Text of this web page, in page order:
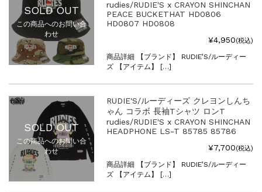
SOLD OUT
この商品へのお問い合
わせ
rudies/RUDIE'S x CRAYON SHINCHAN
PEACE BUCKETHAT HD0806
HD0807 HD0808
¥4,950(税込)
商品詳細 【ブランド】 RUDIE’S/ルーディー
ズ 【アイテム】 […]
SOLD OUT
この商品へのお問い合
わせ
RUDIE'S/ルーディーズ クレヨンしんち
ゃん コラボ 長袖Tシャツ ロンT
rudies/RUDIE'S x CRAYON SHINCHAN
HEADPHONE LS-T 85785 85786
¥7,700(税込)
商品詳細 【ブランド】 RUDIE’S/ルーディー
ズ 【アイテム】 […]